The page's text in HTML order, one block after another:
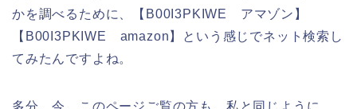
かを調べるために、【B00I3PKIWE アマゾン】
【B00I3PKIWE amazon】という感じでネット検索し
てみたんですよね。